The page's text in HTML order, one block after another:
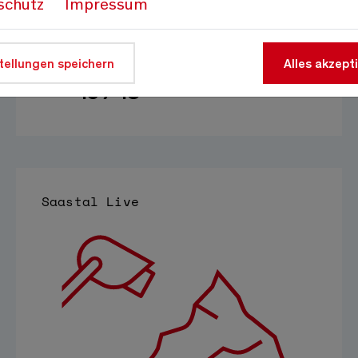
Lifte
15 / 18
Saastal Live
speichern Alles